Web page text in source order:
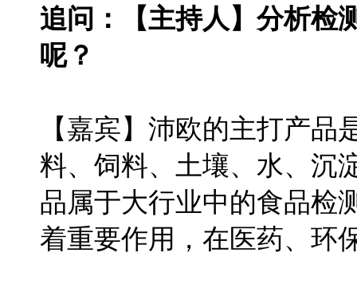
追问：【主持人】分析检
呢？
【嘉宾】沛欧的主打产品
料、饲料、土壤、水、沉
品属于大行业中的食品检
着重要作用，在医药、环